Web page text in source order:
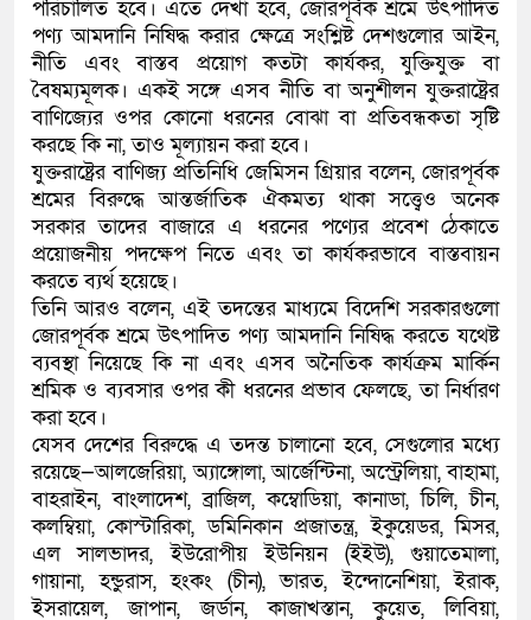
পরিচালিত হবে। এতে দেখা হবে, জোরপূর্বক শ্রমে উৎপাদিত
পণ্য আমদানি নিষিদ্ধ করার ক্ষেত্রে সংশ্লিষ্ট দেশগুলোর আইন,
নীতি এবং বাস্তব প্রয়োগ কতটা কার্যকর, যুক্তিযুক্ত বা
বৈষম্যমূলক। একই সঙ্গে এসব নীতি বা অনুশীলন যুক্তরাষ্ট্রের
বাণিজ্যের ওপর কোনো ধরনের বোঝা বা প্রতিবন্ধকতা সৃষ্টি
করছে কি না, তাও মূল্যায়ন করা হবে।
যুক্তরাষ্ট্রের বাণিজ্য প্রতিনিধি জেমিসন গ্রিয়ার বলেন, জোরপূর্বক
শ্রমের বিরুদ্ধে আন্তর্জাতিক ঐকমত্য থাকা সত্ত্বেও অনেক
সরকার তাদের বাজারে এ ধরনের পণ্যের প্রবেশ ঠেকাতে
প্রয়োজনীয় পদক্ষেপ নিতে এবং তা কার্যকরভাবে বাস্তবায়ন
করতে ব্যর্থ হয়েছে।
তিনি আরও বলেন, এই তদন্তের মাধ্যমে বিদেশি সরকারগুলো
জোরপূর্বক শ্রমে উৎপাদিত পণ্য আমদানি নিষিদ্ধ করতে যথেষ্ট
ব্যবস্থা নিয়েছে কি না এবং এসব অনৈতিক কার্যক্রম মার্কিন
শ্রমিক ও ব্যবসার ওপর কী ধরনের প্রভাব ফেলছে, তা নির্ধারণ
করা হবে।
যেসব দেশের বিরুদ্ধে এ তদন্ত চালানো হবে, সেগুলোর মধ্যে
রয়েছে—আলজেরিয়া, অ্যাঙ্গোলা, আর্জেন্টিনা, অস্ট্রেলিয়া, বাহামা,
বাহরাইন, বাংলাদেশ, ব্রাজিল, কম্বোডিয়া, কানাডা, চিলি, চীন,
কলম্বিয়া, কোস্টারিকা, ডমিনিকান প্রজাতন্ত্র, ইকুয়েডর, মিসর,
এল সালভাদর, ইউরোপীয় ইউনিয়ন (ইইউ), গুয়াতেমালা,
গায়ানা, হন্ডুরাস, হংকং (চীন), ভারত, ইন্দোনেশিয়া, ইরাক,
ইসরায়েল, জাপান, জর্ডান, কাজাখস্তান, কুয়েত, লিবিয়া,